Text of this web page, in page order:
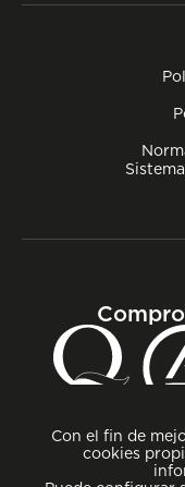
Con el fin de
cookies